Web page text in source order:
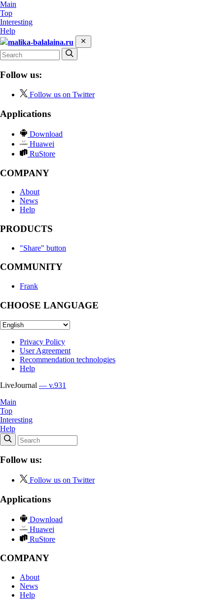
Main
Top
Interesting
Help
malika-balalaina.ru
Follow us:
Follow us on Twitter
Applications
Download
Huawei
RuStore
COMPANY
About
News
Help
PRODUCTS
"Share" button
COMMUNITY
Frank
CHOOSE LANGUAGE
Privacy Policy
User Agreement
Recommendation technologies
Help
LiveJournal — v.931
Main
Top
Interesting
Help
Follow us:
Follow us on Twitter
Applications
Download
Huawei
RuStore
COMPANY
About
News
Help